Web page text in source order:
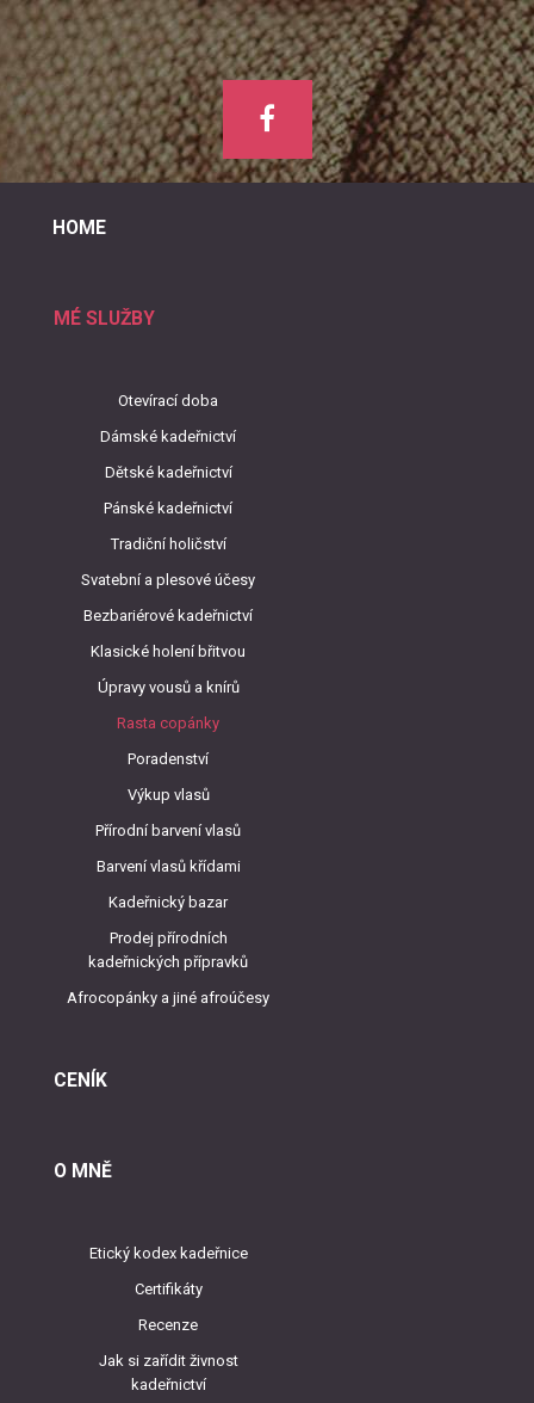
HOME
MÉ SLUŽBY
Otevírací doba
Dámské kadeřnictví
Dětské kadeřnictví
Pánské kadeřnictví
Tradiční holičství
Svatební a plesové účesy
Bezbariérové kadeřnictví
Klasické holení břitvou
Úpravy vousů a knírů
Rasta copánky
Poradenství
Výkup vlasů
Přírodní barvení vlasů
Barvení vlasů křídami
Kadeřnický bazar
Prodej přírodních
kadeřnických přípravků
Afrocopánky a jiné afroúčesy
CENÍK
O MNĚ
Etický kodex kadeřnice
Certifikáty
Recenze
Jak si zařídit živnost
kadeřnictví